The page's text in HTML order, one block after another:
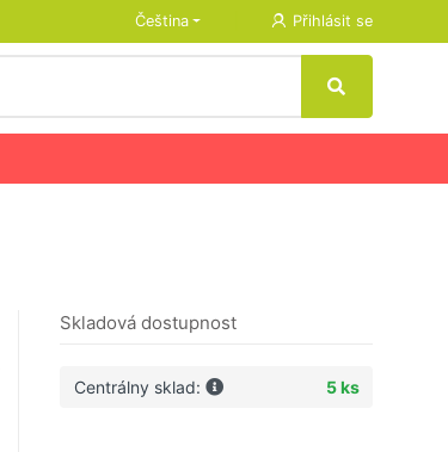
Čeština Přihlásit se
Skladová dostupnost
Centrálny sklad: 5 ks